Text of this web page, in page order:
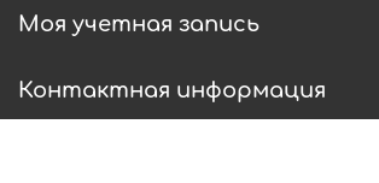
Моя учетная запись
Контактная информация